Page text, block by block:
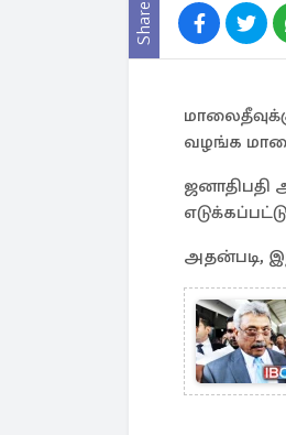
Share
வழங்க
ஜனாதிபதி
அதன்படி,